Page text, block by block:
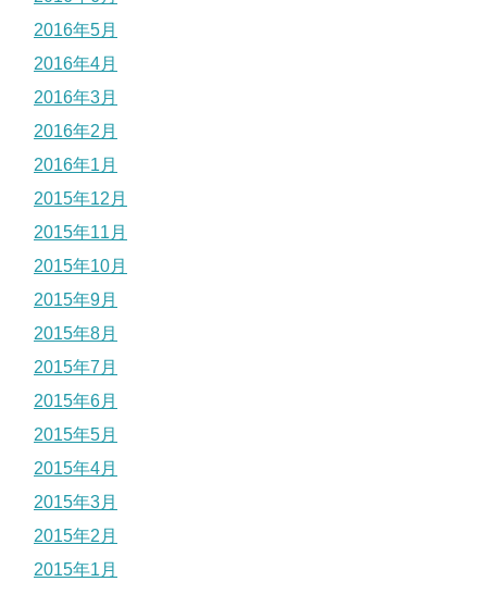
2016年5月
2016年4月
2016年3月
2016年2月
2016年1月
2015年12月
2015年11月
2015年10月
2015年9月
2015年8月
2015年7月
2015年6月
2015年5月
2015年4月
2015年3月
2015年2月
2015年1月